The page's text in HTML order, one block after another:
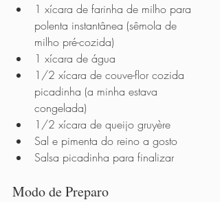
1 xícara de farinha de milho para
polenta instantânea (sêmola de
milho pré-cozida)
1 xícara de água
1/2 xícara de couve-flor cozida
picadinha (a minha estava
congelada)
1/2 xícara de queijo gruyère
Sal e pimenta do reino a gosto
Salsa picadinha para finalizar
Modo de Preparo